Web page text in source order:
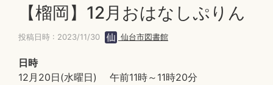
【榴岡】12月おはなしぷりん
投稿日時 : 2023/11/30 仙台市図書館
日時
12月20日(水曜日) 午前11時～11時20分